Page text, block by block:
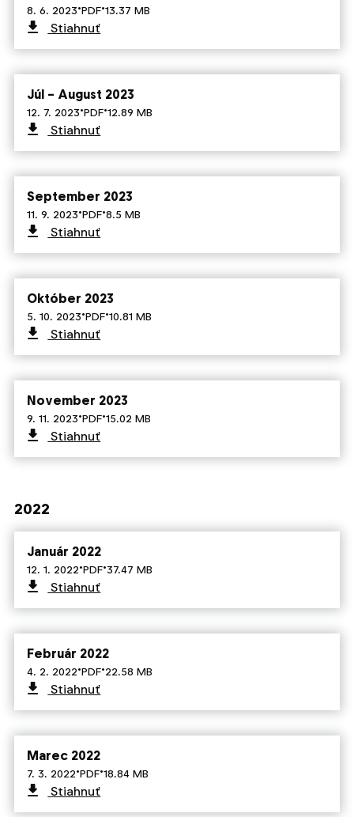
8. 6. 2023·PDF·13.37 MB
Stiahnuť
Júl – August 2023
12. 7. 2023·PDF·12.89 MB
Stiahnuť
September 2023
11. 9. 2023·PDF·8.5 MB
Stiahnuť
Október 2023
5. 10. 2023·PDF·10.81 MB
Stiahnuť
November 2023
9. 11. 2023·PDF·15.02 MB
Stiahnuť
2022
Január 2022
12. 1. 2022·PDF·37.47 MB
Stiahnuť
Február 2022
4. 2. 2022·PDF·22.58 MB
Stiahnuť
Marec 2022
7. 3. 2022·PDF·18.84 MB
Stiahnuť